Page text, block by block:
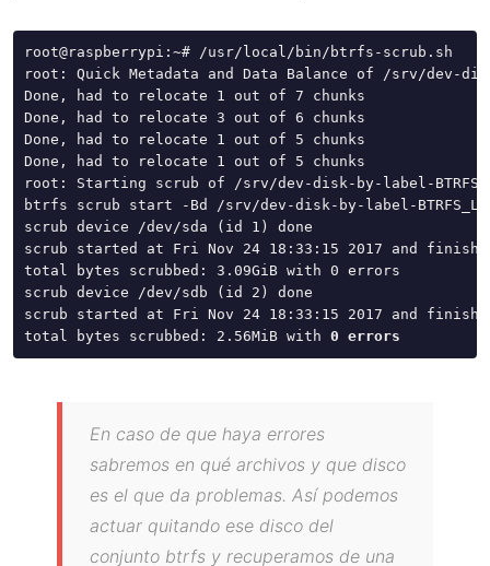
root@raspberrypi:~# /usr/local/bin/btrfs-scrub.sh
root: Quick Metadata and Data Balance of /srv/dev-
Done, had to relocate 1 out of 7 chunks
Done, had to relocate 3 out of 6 chunks
Done, had to relocate 1 out of 5 chunks
Done, had to relocate 1 out of 5 chunks
root: Starting scrub of /srv/dev-disk-by-label-
btrfs scrub start -Bd /srv/dev-disk-by-label-
scrub device /dev/sda (id 1) done
scrub started at Fri Nov 24 18:33:15 2017 and
total bytes scrubbed: 3.09GiB with 0 errors
scrub device /dev/sdb (id 2) done
scrub started at Fri Nov 24 18:33:15 2017 and
total bytes scrubbed: 2.56MiB with 0 errors
En caso de que haya errores
sabremos en qué archivos y que disco
es el que da problemas. Así podemos
actuar quitando ese disco del
conjunto btrfs y recuperamos de una